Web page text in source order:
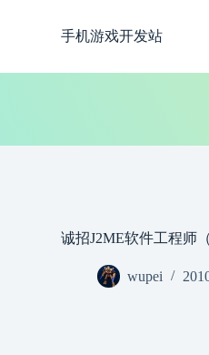
容
手机游戏开发站
诚招J2ME软件工程师
wupei